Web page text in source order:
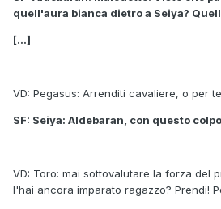
quell'aura bianca dietro a Seiya?
[...]
VD: Pegasus: Arrenditi cavaliere, o per
SF: Seiya: Aldebaran, con questo
VD: Toro: mai sottovalutare la forza del
l'hai ancora imparato ragazzo? Prendi!